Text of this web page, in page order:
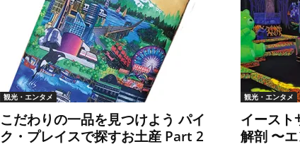
観光・エンタメ
こだわりの一品を見つけよう パイ
ク・プレイスで探すお土産 Part 2
観光・エンタメ
イースト
解剖 〜